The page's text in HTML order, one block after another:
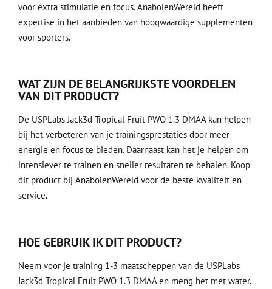
voor extra stimulatie en focus. AnabolenWereld heeft
expertise in het aanbieden van hoogwaardige supplementen
voor sporters.
WAT ZIJN DE BELANGRIJKSTE VOORDELEN
VAN DIT PRODUCT?
De USPLabs Jack3d Tropical Fruit PWO 1.3 DMAA kan helpen
bij het verbeteren van je trainingsprestaties door meer
energie en focus te bieden. Daarnaast kan het je helpen om
intensiever te trainen en sneller resultaten te behalen. Koop
dit product bij AnabolenWereld voor de beste kwaliteit en
service.
HOE GEBRUIK IK DIT PRODUCT?
Neem voor je training 1-3 maatscheppen van de USPLabs
Jack3d Tropical Fruit PWO 1.3 DMAA en meng het met water.